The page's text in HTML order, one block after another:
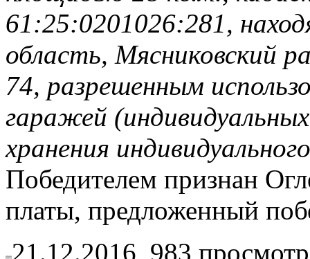
61:25:0201026:281,
область, Мясниковский
74, разрешенным
гаражей
хранения
Победителем признан
платы, предложенный
21.12.2016, 983